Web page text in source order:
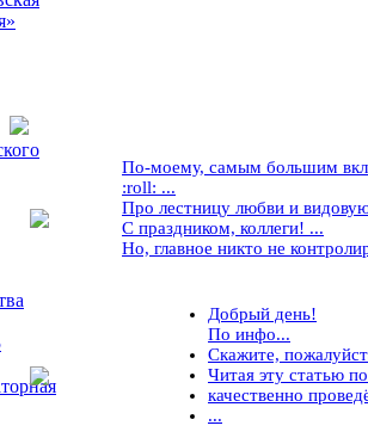
По-моему, самым большим
:roll: ...
Про лестницу любви и
С праздником, коллеги! ...
Но, главное никто не
Добрый день!
По инфо...
Скажите,
Читая эту статью
качественно
...